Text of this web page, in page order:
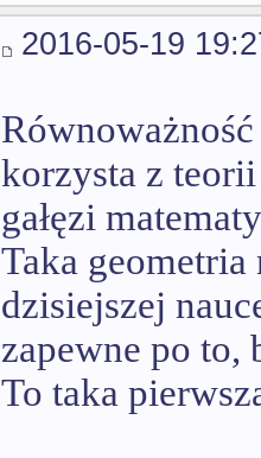
2016-05-19
korzysta z
gałęzi
Taka
dzisiejszej
zapewne po
To taka